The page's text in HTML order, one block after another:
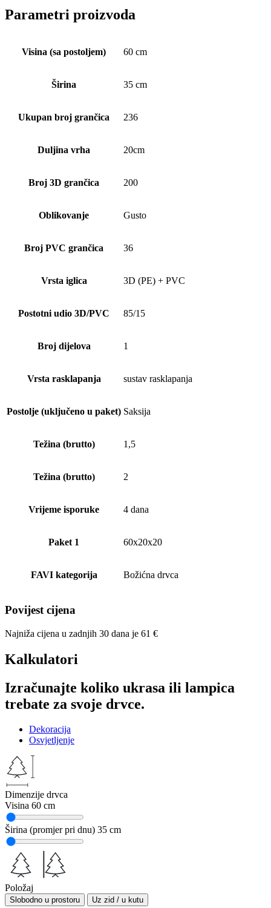
Parametri proizvoda
Visina (sa postoljem) 60 cm
Širina 35 cm
Ukupan broj grančica 236
Duljina vrha 20cm
Broj 3D grančica 200
Oblikovanje Gusto
Broj PVC grančica 36
Vrsta iglica 3D (PE) + PVC
Postotni udio 3D/PVC 85/15
Broj dijelova 1
Vrsta rasklapanja sustav rasklapanja
Postolje (uključeno u paket) Saksija
Težina (brutto) 1,5
Težina (brutto) 2
Vrijeme isporuke 4 dana
Paket 1 60x20x20
FAVI kategorija Božićna drvca
Povijest cijena
Najniža cijena u zadnjih 30 dana je 61 €
Kalkulatori
Izračunajte koliko ukrasa ili lampica
trebate za svoje drvce.
Dekoracija
Osvjetljenje
Dimenzije drvca
Visina 60 cm
Širina (promjer pri dnu) 35 cm
Položaj
Slobodno u prostoru Uz zid / u kutu